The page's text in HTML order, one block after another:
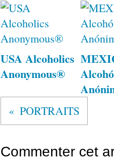
USA Alcoholics
Anonymous®
PORTRAITS
Commenter cet